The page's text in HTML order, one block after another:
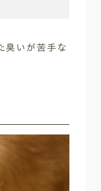
臭いが苦手な